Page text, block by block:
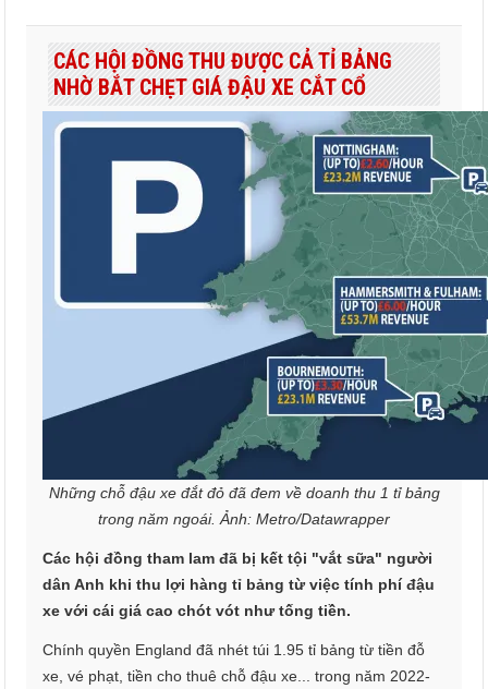
CÁC HỘI ĐỒNG THU ĐƯỢC CẢ TỈ BẢNG
NHỜ BẮT CHẸT GIÁ ĐẬU XE CẮT CỔ
Những chỗ đậu xe đắt đỏ đã đem về doanh thu 1 tỉ bảng
trong năm ngoái. Ảnh: Metro/Datawrapper
Các hội đồng tham lam đã bị kết tội "vắt sữa" người
dân Anh khi thu lợi hàng tỉ bảng từ việc tính phí đậu
xe với cái giá cao chót vót như tống tiền.
Chính quyền England đã nhét túi 1.95 tỉ bảng từ tiền đỗ
xe, vé phạt, tiền cho thuê chỗ đậu xe... trong năm 2022-